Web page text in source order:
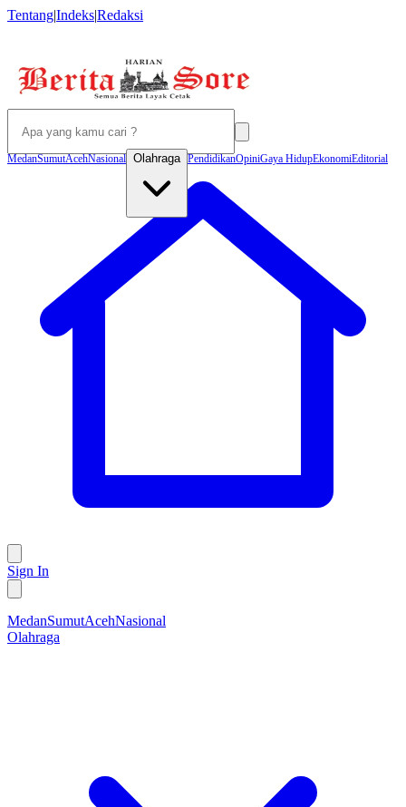
Tentang|Indeks|Redaksi
MedanSumutAcehNasional Olahraga PendidikanOpiniGaya HidupEkonomiEditorial
Sign In
MedanSumutAcehNasional
Olahraga